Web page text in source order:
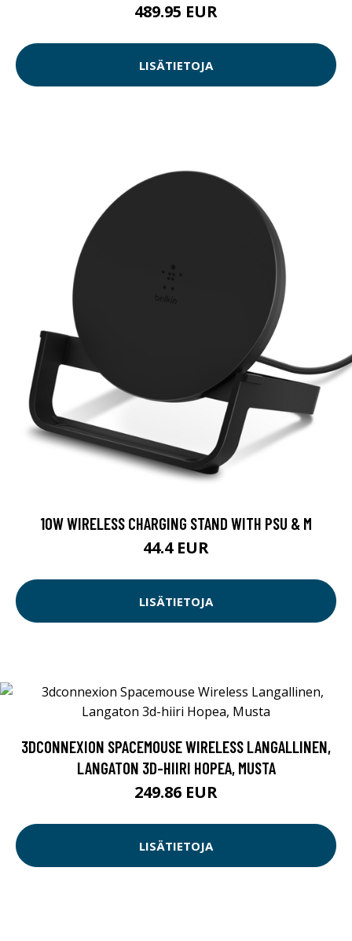
489.95 EUR
LISÄTIETOJA
10W WIRELESS CHARGING STAND WITH PSU & M
44.4 EUR
LISÄTIETOJA
3DCONNEXION SPACEMOUSE WIRELESS LANGALLINEN,
LANGATON 3D-HIIRI HOPEA, MUSTA
249.86 EUR
LISÄTIETOJA